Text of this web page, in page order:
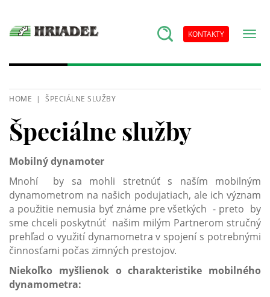
KONTAKTY
HOME ŠPECIÁLNE SLUŽBY
Špeciálne služby
Mobilný dynamoter
Mnohí by sa mohli stretnúť s naším mobilným
dynamometrom na našich podujatiach, ale ich význam
a použitie nemusia byť známe pre všetkých - preto by
sme chceli poskytnúť našim milým Partnerom stručný
prehľad o využití dynamometra v spojení s potrebnými
činnosťami počas zimných prestojov.
Niekoľko myšlienok o charakteristike mobilného
dynamometra: